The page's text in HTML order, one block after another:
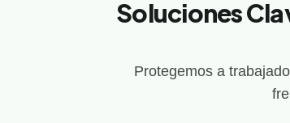
Soluciones
Protegemos a